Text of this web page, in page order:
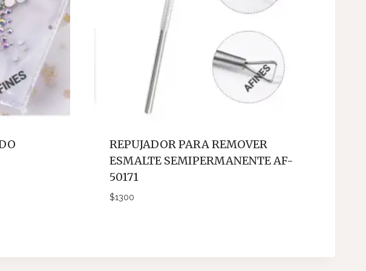
REPUJADOR PARA REMOVER
ESMALTE SEMIPERMANENTE AF-
50171
$1300